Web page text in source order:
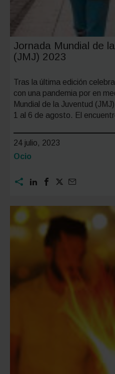
Jornada Mundial de
(JMJ) 2023
Tras la última edición
con una pandemia por en
Mundial de la Juventud
1 al 6 de agosto. El
24 julio, 2023
Categoría:
Ocio